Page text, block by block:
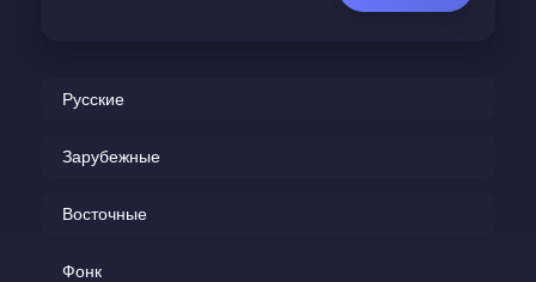
Русские
Зарубежные
Восточные
Фонк